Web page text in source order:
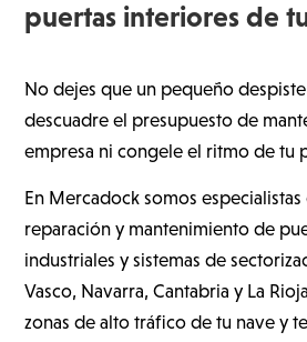
puertas interiores de
No dejes que un pequeño
descuadre el presupuesto de
empresa ni congele el ritmo de tu
En Mercadock somos
reparación y mantenimiento de
industriales y sistemas de
Vasco, Navarra, Cantabria y La
zonas de alto tráfico de tu nave y